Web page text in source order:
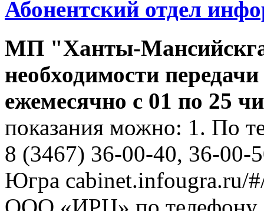
Абонентский отдел
МП "Ханты-
необходимости
ежемесячно с 01 по 25
показания можно: 1. По
8 (3467) 36-00-40, 36-00-
Югра cabinet.infougra.ru/